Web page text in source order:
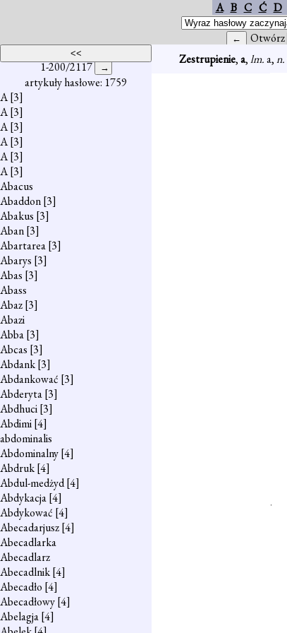
A B C Ć D
Otwórz
1-200/2117
artykuły hasłowe: 1759
A[3]
A[3]
A[3]
A[3]
A[3]
A[3]
Abacus
Abaddon[3]
Abakus [3]
Aban[3]
Abartarea[3]
Abarys [3]
Abas [3]
Abass
Abaz[3]
Abazi
Abba[3]
Abcas [3]
Abdank[3]
Abdankować [3]
Abderyta[3]
Abdhuci[3]
Abdimi[4]
abdominalis
Abdominalny[4]
Abdruk[4]
Abdul-medżyd[4]
Abdykacja[4]
Abdykować [4]
Abecadarjusz[4]
Abecadlarka
Abecadlarz
Abecadlnik[4]
Abecadło [4]
Abecadłowy[4]
Abelagja[4]
Zestrupienie,a,lm.a,n.